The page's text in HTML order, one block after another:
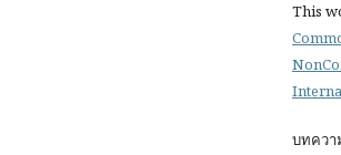
This
บทควา